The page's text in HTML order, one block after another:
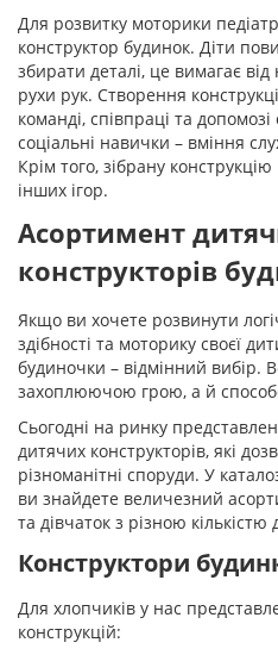
Для розвитку моторики
конструктор будинок. Діти
збирати деталі, це вимагає
рухи рук. Створення
команді, співпраці та
соціальні навички – вміння
Крім того, зібрану
інших ігор.
Асортимент
конструкторів
Якщо ви хочете розвинути
здібності та моторику своєї
будиночки – відмінний вибір.
захоплюючою грою, а й
Сьогодні на ринку
дитячих конструкторів, які
різноманітні споруди. У
ви знайдете величезний
та дівчаток з різною кількістю
Конструктори
Для хлопчиків у нас
конструкцій: